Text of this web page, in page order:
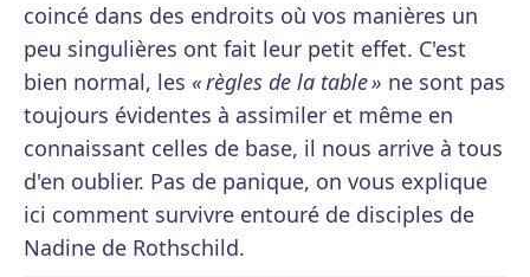
coincé dans des endroits où vos manières un
peu singulières ont fait leur petit effet. C'est
bien normal, les « règles de la table » ne sont pas
toujours évidentes à assimiler et même en
connaissant celles de base, il nous arrive à tous
d'en oublier. Pas de panique, on vous explique
ici comment survivre entouré de disciples de
Nadine de Rothschild.